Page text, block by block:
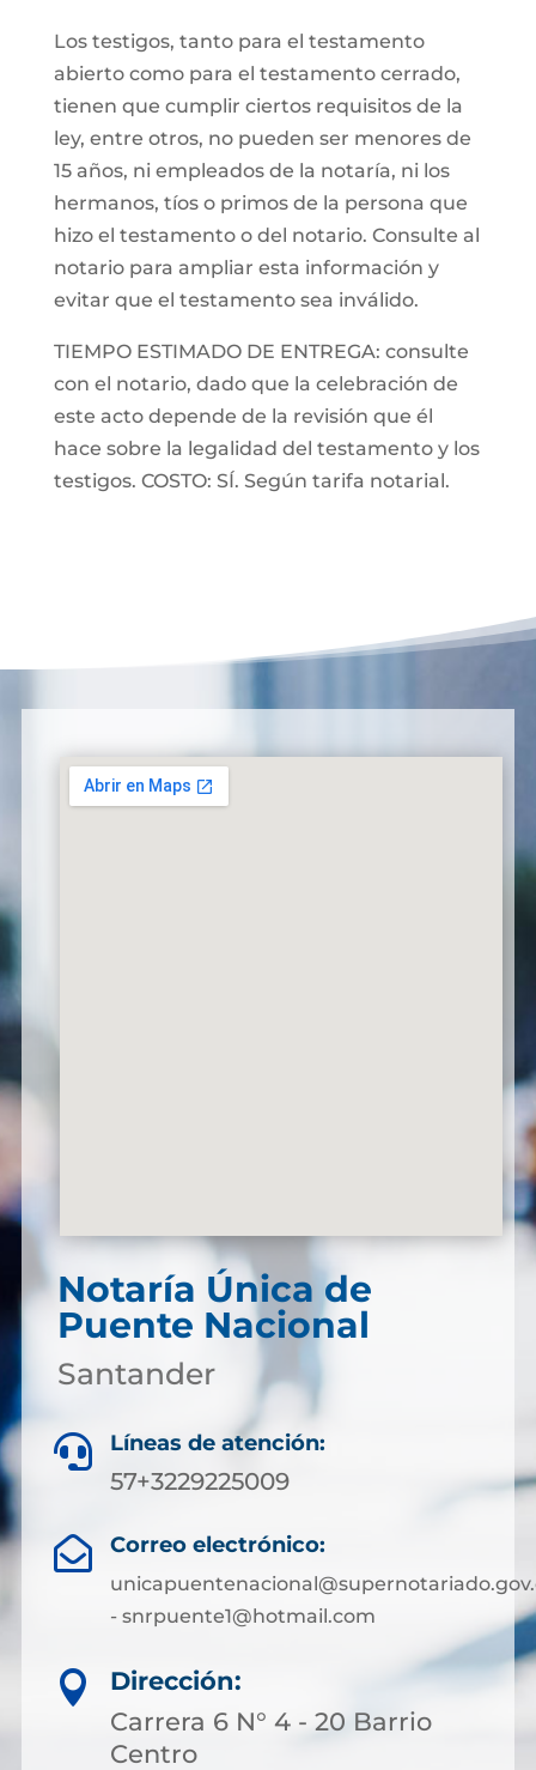
Los testigos, tanto para el testamento
abierto como para el testamento cerrado,
tienen que cumplir ciertos requisitos de la
ley, entre otros, no pueden ser menores de
15 años, ni empleados de la notaría, ni los
hermanos, tíos o primos de la persona que
hizo el testamento o del notario. Consulte al
notario para ampliar esta información y
evitar que el testamento sea inválido.
TIEMPO ESTIMADO DE ENTREGA: consulte
con el notario, dado que la celebración de
este acto depende de la revisión que él
hace sobre la legalidad del testamento y los
testigos. COSTO: SÍ. Según tarifa notarial.
Notaría Única de
Puente Nacional
Santander
 Líneas de atención:
57+3229225009
 Correo electrónico:
- snrpuente1@hotmail.com

Dirección:
Carrera 6 N° 4 - 20 Barrio
Centro